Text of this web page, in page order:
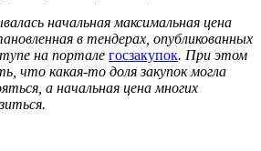
начальная максимальная цена
в тендерах, опубликованных
на портале госзакупок. При этом
что какая-то доля закупок могла
а начальная цена многих